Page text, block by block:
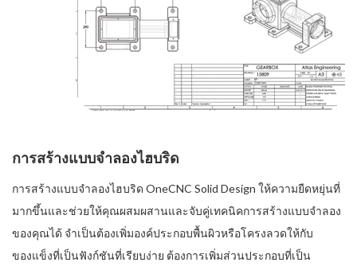
การสร้างแบบจำลองไฮบริด
การสร้างแบบจำลองไฮบริด OneCNC Solid Design ให้ความยืดหยุ่นที่
มากขึ้นและช่วยให้คุณผสมผสานและจับคู่เทคนิคการสร้างแบบจำลอง
ของคุณได้ จำเป็นต้องเพิ่มองค์ประกอบพื้นผิวหรือโครงลวดให้กับ
ของแข็งที่เป็นฟังก์ชันที่เรียบง่าย ต้องการเพิ่มส่วนประกอบที่เป็น